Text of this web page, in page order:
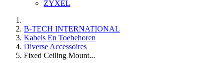
ZYXEL
B-TECH INTERNATIONAL
Kabels En Toebehoren
Diverse Accessoires
Fixed Ceiling Mount...